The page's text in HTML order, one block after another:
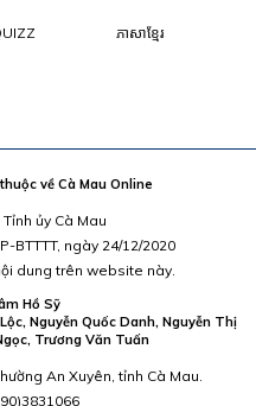
ភាសាខ្មែរ
về Cà Mau Online
ủy Cà Mau
BTTTT, ngày 24/12/2020
dung trên website này.
Hồ Sỹ
Nguyễn Quốc Danh, Nguyễn Thị
Trương Văn Tuấn
An Xuyên, tỉnh Cà Mau.